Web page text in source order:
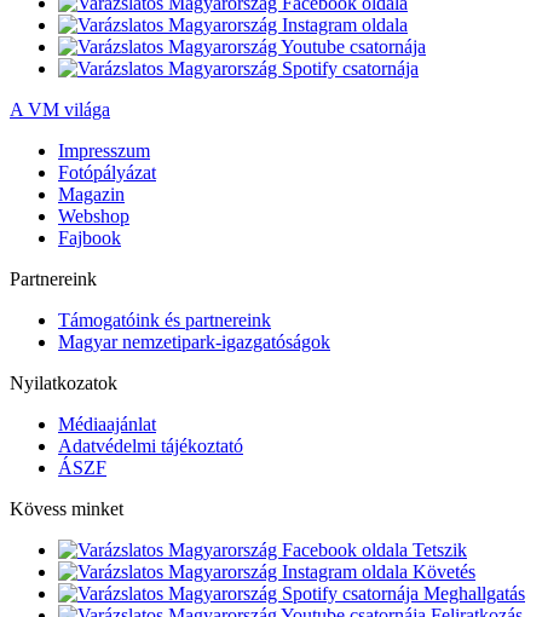
A VM világa
Impresszum
Fotópályázat
Magazin
Webshop
Fajbook
Partnereink
Támogatóink és partnereink
Magyar nemzetipark-igazgatóságok
Nyilatkozatok
Médiaajánlat
Adatvédelmi tájékoztató
ÁSZF
Kövess minket
Tetszik
Követés
Meghallgatás